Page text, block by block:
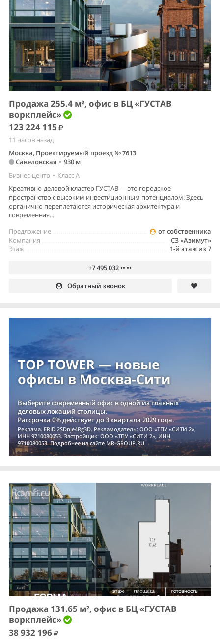
Продажа 255.4 м², офис в БЦ «ГУСТАВ
воркплейс»
123 224 115
11 часов назад
Москва, Проектируемый проезд № 7613
Савеловская • 930 м
Бизнес-центр • Класс A
Креативно-деловой кластер ГУСТАВ — это городское
пространство с высоким инвестиционным потенциалом. Здесь
органично переплетаются историческая архитектура и
современная...
от собственника
Предложение
СЗ «Азимут»
Компания
1-й этаж из 7
Этаж
+7 495 032 •• ••
Обратный звонок
TOP TOWER — новые
офисы в Москва-Сити
Выберите современный офис в одной из главных
деловых локаций столицы.
Рассрочка 0% действует до 3 квартала 2029 года.
Реклама. ERID 2SDnje4Rg3D. Рекламодатель: ООО «ТПУ «СИТИ 2»,
ИНН 9710080053. Застройщик: ООО «ТПУ «СИТИ 2», ИНН
9710080053. Подробнее на сайте MR-GROUP.RU
Продажа 131.65 м², офис в БЦ «ГУСТАВ
воркплейс»
38 932 196